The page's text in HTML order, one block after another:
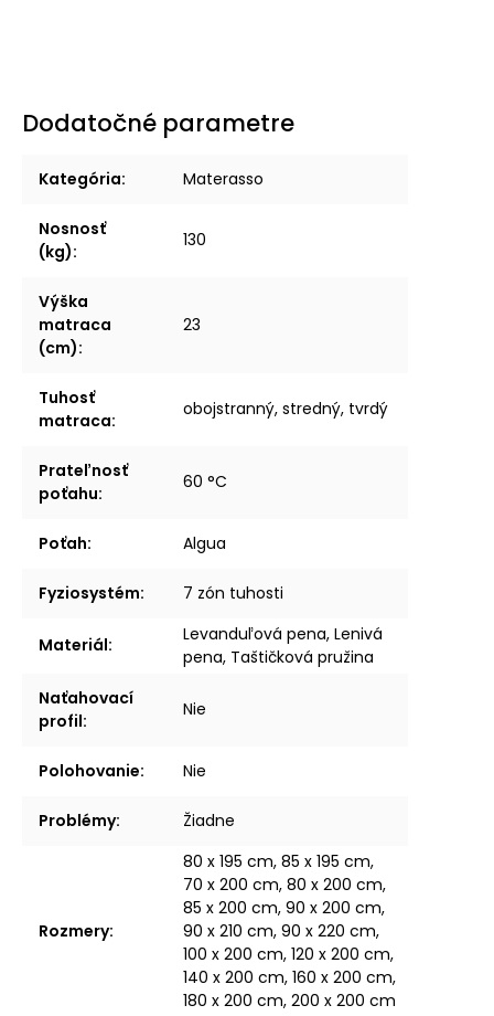
Dodatočné parametre
Kategória: Materasso
Nosnosť
(kg):
130
Výška
matraca
(cm):
23
Tuhosť
matraca:
obojstranný, stredný, tvrdý
Prateľnosť
poťahu:
60 °C
Poťah: Algua
Fyziosystém: 7 zón tuhosti
Materiál:
Levanduľová pena, Lenivá
pena, Taštičková pružina
Naťahovací
profil:
Nie
Polohovanie: Nie
Problémy: Žiadne
Rozmery:
80 x 195 cm, 85 x 195 cm,
70 x 200 cm, 80 x 200 cm,
85 x 200 cm, 90 x 200 cm,
90 x 210 cm, 90 x 220 cm,
100 x 200 cm, 120 x 200 cm,
140 x 200 cm, 160 x 200 cm,
180 x 200 cm, 200 x 200 cm